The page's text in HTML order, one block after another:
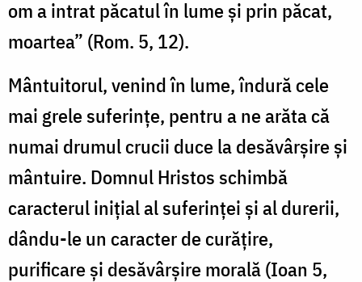
om a intrat păcatul în lume şi prin păcat,
moartea” (Rom. 5, 12).
Mântuitorul, venind în lume, îndură cele
mai grele suferinţe, pentru a ne arăta că
numai drumul crucii duce la desăvârşire şi
mântuire. Domnul Hristos schimbă
caracterul iniţial al suferinţei şi al durerii,
dându-le un caracter de curăţire,
purificare şi desăvârşire morală (Ioan 5,